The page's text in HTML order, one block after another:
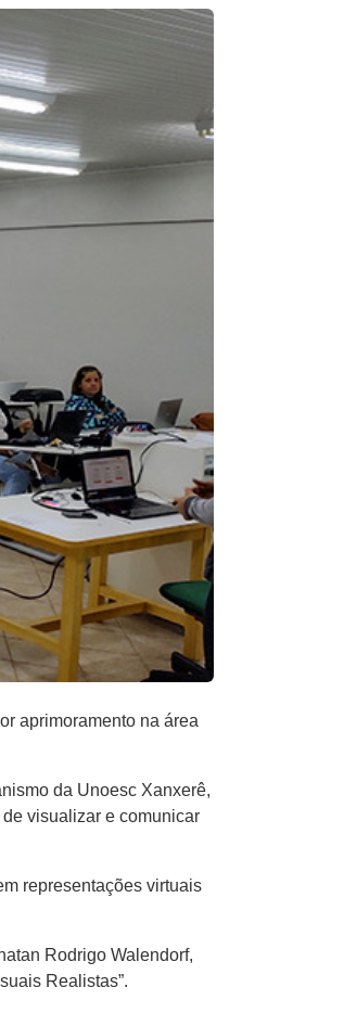
aprimoramento na área
da Unoesc Xanxerê,
visualizar e comunicar
representações virtuais
Rodrigo Walendorf,
Realistas”.